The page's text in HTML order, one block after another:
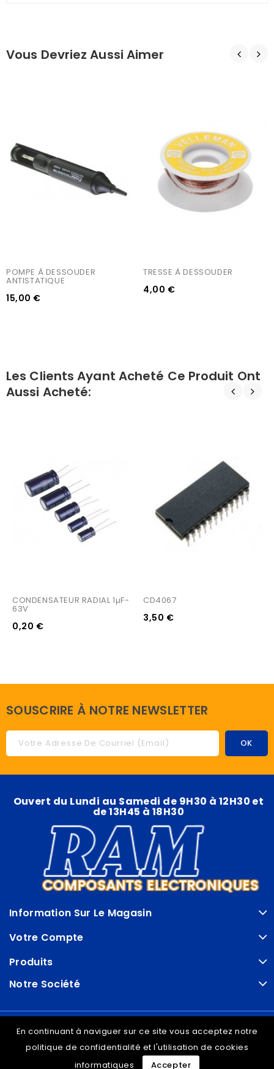
Vous Devriez Aussi Aimer
POMPE À DESSOUDER
ANTISTATIQUE
15,00 €
TRESSE À DESSOUDER
4,00 €
Les Clients Ayant Acheté Ce Produit Ont
Aussi Acheté:
CONDENSATEUR RADIAL 1µF-
63V
0,20 €
CD4067
3,50 €
SOUSCRIRE À NOTRE NEWSLETTER
Ouvert du Lundi au Samedi de 9H30 à 12H30 et
de 13H45 à 18H30
Information Sur Le Magasin
Votre Compte
Produits
Notre Société
© VDRAM - 2026
En continuant à naviguer sur ce site vous acceptez notre
politique de confidentialité et l'utilisation de cookies
informatiques
Accepter